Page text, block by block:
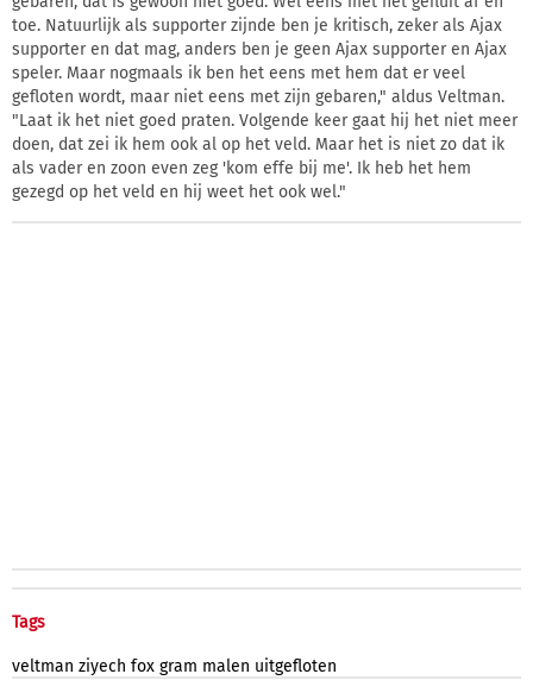
toe. Natuurlijk als supporter zijnde ben je kritisch, zeker als Ajax
supporter en dat mag, anders ben je geen Ajax supporter en Ajax
speler. Maar nogmaals ik ben het eens met hem dat er veel
gefloten wordt, maar niet eens met zijn gebaren," aldus Veltman.
"Laat ik het niet goed praten. Volgende keer gaat hij het niet meer
doen, dat zei ik hem ook al op het veld. Maar het is niet zo dat ik
als vader en zoon even zeg 'kom effe bij me'. Ik heb het hem
gezegd op het veld en hij weet het ook wel."
Tags
veltman ziyech fox gram malen uitgefloten